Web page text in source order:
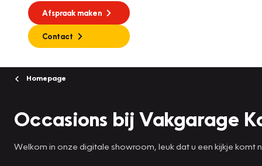
Afspraak maken
Contact
Homepage
Occasions bij Vakgarage
Welkom in onze digitale showroom, leuk dat u een kijkje komt